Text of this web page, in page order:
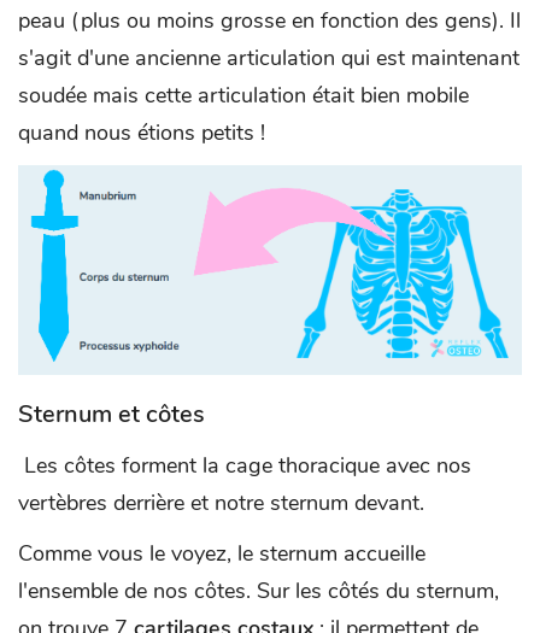
peau (plus ou moins grosse en fonction des gens). Il
s'agit d'une ancienne articulation qui est maintenant
soudée mais cette articulation était bien mobile
quand nous étions petits !
Sternum et côtes
Les côtes forment la cage thoracique avec nos
vertèbres derrière et notre sternum devant.
Comme vous le voyez, le sternum accueille
l'ensemble de nos côtes. Sur les côtés du sternum,